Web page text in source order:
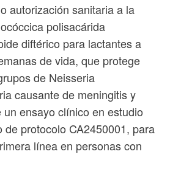
autorización sanitaria a la
polisacárida
diftérico para lactantes a
de vida, que protege
de Neisseria
causante de meningitis y
ensayo clínico en estudio
de protocolo CA2450001, para
línea en personas con